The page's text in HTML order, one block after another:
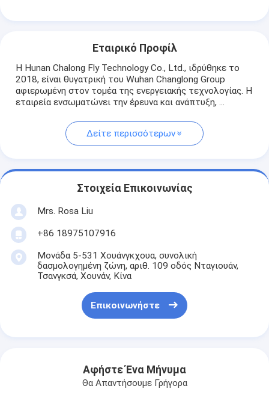
Εταιρικό Προφίλ
Η Hunan Chalong Fly Technology Co., Ltd., ιδρύθηκε το
2018, είναι θυγατρική του Wuhan Changlong Group
αφιερωμένη στον τομέα της ενεργειακής τεχνολογίας. Η
εταιρεία ενσωματώνει την έρευνα και ανάπτυξη, ...
Δείτε περισσότερων
Στοιχεία Επικοινωνίας
Mrs. Rosa Liu
+86 18975107916
Μονάδα 5-531 Χουάνγκχουα, συνολική
δασμολογημένη ζώνη, αριθ. 109 οδός Νταγιουάν,
Τσανγκσά, Χουνάν, Κίνα
Επικοινωνήστε
Αφήστε Ένα Μήνυμα
Θα Απαντήσουμε Γρήγορα